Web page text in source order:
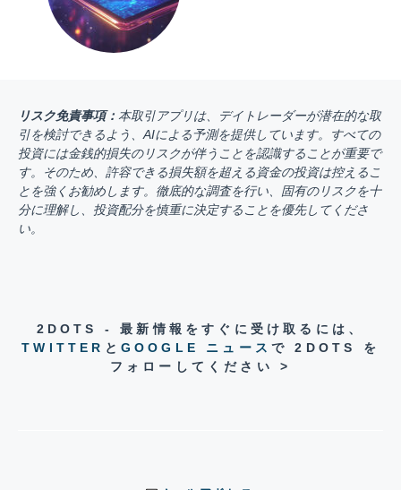
リスク免責事項： 本取引アプリは、デイトレーダーが潜在的な取
引を検討できるよう、AIによる予測を提供しています。すべての
投資には金銭的損失のリスクが伴うことを認識することが重要で
す。そのため、許容できる損失額を超える資金の投資は控えるこ
とを強くお勧めします。徹底的な調査を行い、固有のリスクを十
分に理解し、投資配分を慎重に決定することを優先してくださ
い。
2DOTS - 最新情報をすぐに受け取るには、
TWITTER と GOOGLE ニュース で 2DOTS を
フォローしてください >